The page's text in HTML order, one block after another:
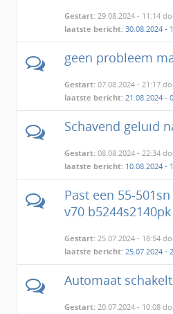
Gestart: 29.08.2024 - 11:14
laatste bericht: 30.08.2024 -
geen probleem
Gestart: 07.08.2024 - 21:17
laatste bericht: 21.08.2024 -
Schavend geluid
Gestart: 08.08.2024 - 22:34
laatste bericht: 10.08.2024 -
Past een 55-
v70 b5244s2140pk
Gestart: 25.07.2024 - 18:54
laatste bericht: 25.07.2024 -
Automaat
Gestart: 20.07.2024 - 10:08